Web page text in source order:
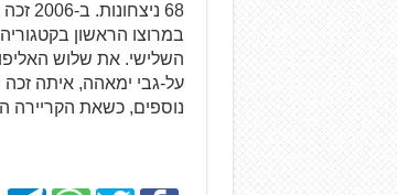
במרוצו הראשון
נוספים, כשאת הקריירה